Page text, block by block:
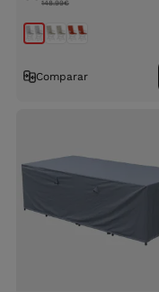
148.99€
Comparar